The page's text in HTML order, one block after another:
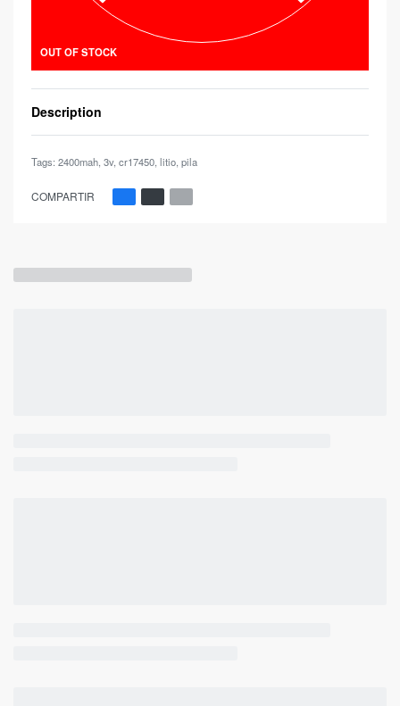
OUT OF STOCK
Description
Tags: 2400mah 3v, cr17450 litio pila
COMPARTIR